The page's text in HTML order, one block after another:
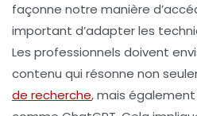
façonne notre manière
important d’adapter les
Les professionnels doivent
contenu qui résonne non
de recherche, mais également